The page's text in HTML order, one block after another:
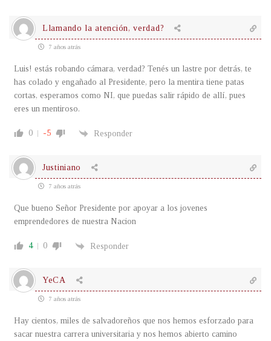
Llamando la atención, verdad?
7 años atrás
Luis! estás robando cámara, verdad? Tenés un lastre por detrás, te
has colado y engañado al Presidente, pero la mentira tiene patas
cortas, esperamos como NI, que puedas salir rápido de allí, pues
eres un mentiroso.
0 -5 Responder
Justiniano
7 años atrás
Que bueno Señor Presidente por apoyar a los jovenes
emprendedores de nuestra Nacion
4 0 Responder
YeCA
7 años atrás
Hay cientos, miles de salvadoreños que nos hemos esforzado para
sacar nuestra carrera universitaria y nos hemos abierto camino